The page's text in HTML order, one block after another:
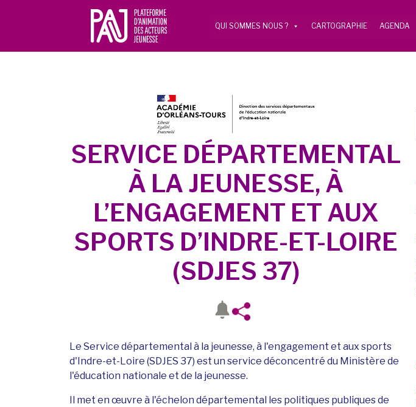
QUI SOMMES NOUS ? CARTOGRAPHIE AGENDA
SERVICE DÉPARTEMENTAL
À LA JEUNESSE, À
L’ENGAGEMENT ET AUX
SPORTS D’INDRE-ET-LOIRE
(SDJES 37)
Le Service départemental à la jeunesse, à l'engagement et aux sports
d'Indre-et-Loire (SDJES 37) est un service déconcentré du Ministère de
l'éducation nationale et de la jeunesse.
Il met en œuvre à l'échelon départemental les politiques publiques de